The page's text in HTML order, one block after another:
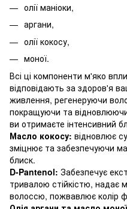
олії маніоки,
аргани,
олії кокосу,
моної.
Всі ці компоненти м'яко
відповідають за здоров'я
живлення, регенеруючи
покращуючи та
ви отримаєте інтенсивний
Масло кокосу: відновлює
зміцнює та забезпечуючи
блиск.
D-Pantenol: Забезпечує
тривалою стійкістю, надає
волоссю, пожвавлює колір